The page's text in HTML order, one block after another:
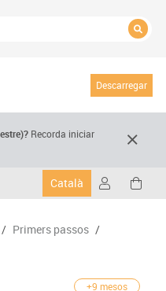
Descarregar
? Recorda iniciar
Català
/ Primers passos /
+9 mesos